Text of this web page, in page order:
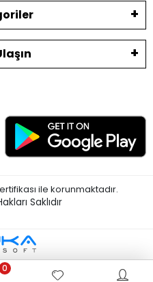
ile korunmaktadır.
Saklıdır
0